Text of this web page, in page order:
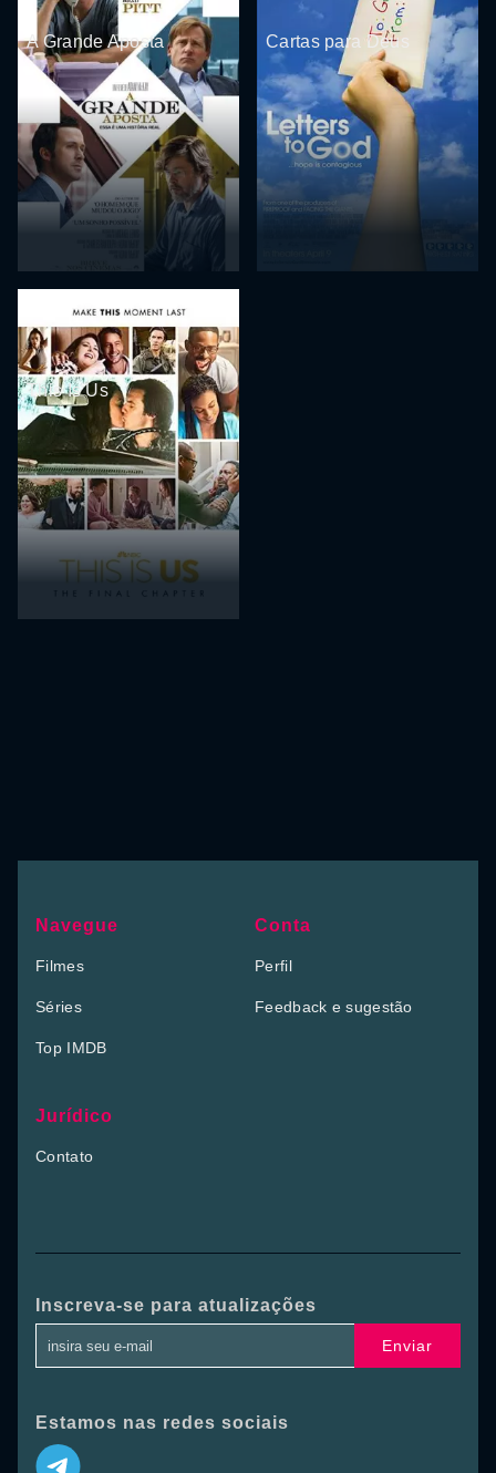
A Grande Aposta Cartas para Deus
This Is Us
Navegue
Filmes
Séries
Top IMDB
Conta
Perfil
Feedback e sugestão
Jurídico
Contato
Inscreva-se para atualizações
Enviar
Estamos nas redes sociais